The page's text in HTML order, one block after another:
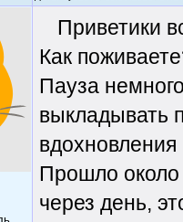
Приветики
Как
Пауза
выкладывать
Прошло около
через день,